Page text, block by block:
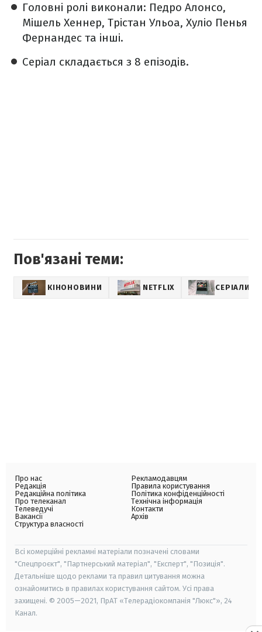
Головні ролі виконали: Педро Алонсо,
Мішель Хеннер, Трістан Ульоа, Хуліо Пенья
Фернандес та інші.
Серіал складається з 8 епізодів.
Пов'язані теми:
КІНОНОВИНИ NETFLIX СЕРІАЛИ
Про нас
Редакція
Редакційна політика
Про телеканал
Телеведучі
Вакансії
Структура власності
Рекламодавцям
Правила користування
Політика конфіденційності
Технічна інформація
Контакти
Архів
Всі комерційні рекламні матеріали позначені словами
"Спецпроєкт", "Партнерський матеріал", "Експерт", "Позиція".
Детальніше щодо реклами та правил цитування можна
ознайомитись в правилах користування сайтом. Усі права
захищені. © 2005—2021, ПрАТ «Телерадіокомпанія "Люкс"», 24
Канал.